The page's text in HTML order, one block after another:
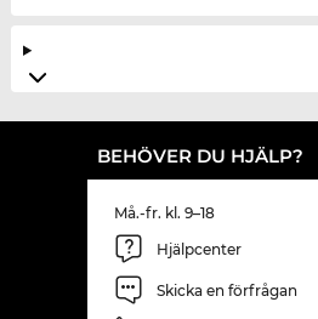
BEHÖVER DU HJÄLP?
Må.-fr. kl. 9–18
Hjälpcenter
Skicka en förfrågan